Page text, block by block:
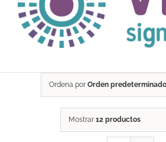
Ordena por Orden predeterminado
Mostrar 12 productos